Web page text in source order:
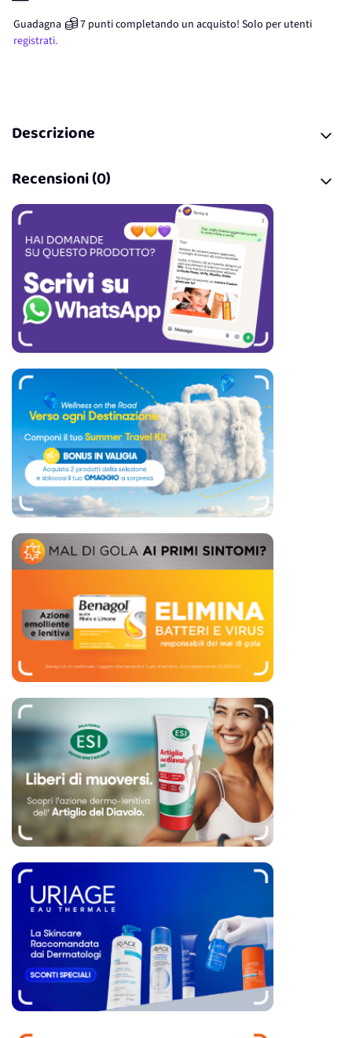
Guadagna 7 punticompletando un acquisto! Solo per utenti
registrati.
Descrizione
Recensioni (0)